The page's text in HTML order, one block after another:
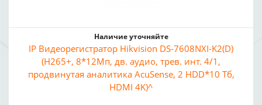
Наличие уточняйте
IP Видеорегистратор Hikvision DS-7608NXI-K2(D)
(H265+, 8*12Мп, дв. аудио, трев. инт. 4/1,
продвинутая аналитика AcuSense, 2 HDD*10 Тб,
HDMI 4K)^